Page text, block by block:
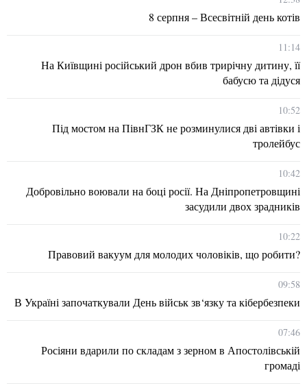
8 серпня – Всесвітній день котів
11:14
На Київщині російський дрон вбив трирічну дитину, її
бабусю та дідуся
10:52
Під мостом на ПівнГЗК не розминулися дві автівки і
тролейбус
10:42
Добровільно воювали на боці росії. На Дніпропетровщині
засудили двох зрадників
10:22
Правовий вакуум для молодих чоловіків, що робити?
09:58
В Україні започаткували День військ зв‘язку та кібербезпеки
07:46
Росіяни вдарили по складам з зерном в Апостолівській
громаді